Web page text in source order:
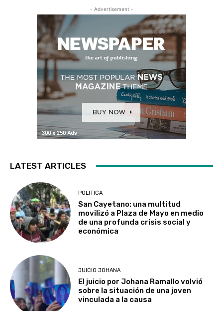
- Advertisement -
LATEST ARTICLES
POLITICA
San Cayetano: una multitud
movilizó a Plaza de Mayo en medio
de una profunda crisis social y
económica
JUICIO JOHANA
El juicio por Johana Ramallo volvió
sobre la situación de una joven
vinculada a la causa